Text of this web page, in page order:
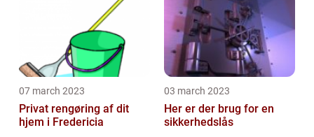
07 march 2023
Privat rengøring af dit
hjem i Fredericia
03 march 2023
Her er der brug for en
sikkerhedslås